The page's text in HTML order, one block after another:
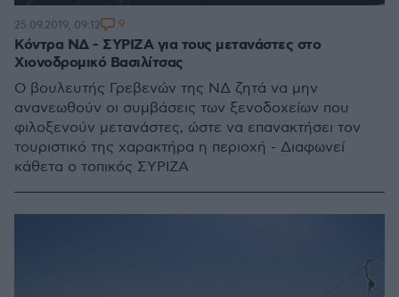
Κόντρα ΝΔ - ΣΥΡΙΖΑ για τους μετανάστες στο
Χιονοδρομικό Βασιλίτσας
Ο βουλευτής Γρεβενών της ΝΔ ζητά να μην
ανανεωθούν οι συμβάσεις των ξενοδοχείων που
φιλοξενούν μετανάστες, ώστε να επανακτήσει τον
τουριστικό της χαρακτήρα η περιοχή - Διαφωνεί
κάθετα ο τοπικός ΣΥΡΙΖΑ
25.09.2019, 09:12 9